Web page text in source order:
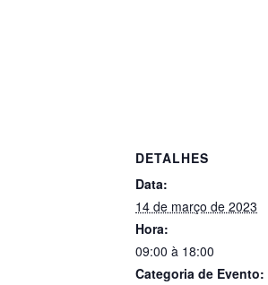
DETALHES
Data:
14 de março de 2023
Hora:
09:00 à 18:00
Categoria de Evento: